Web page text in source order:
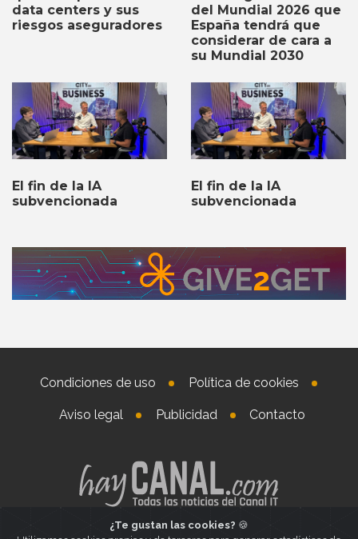
data centers y sus
riesgos aseguradores
del Mundial 2026 que
España tendrá que
considerar de cara a
su Mundial 2030
El fin de la IA
subvencionada
El fin de la IA
subvencionada
Condiciones de uso Política de cookies
Aviso legal Publicidad Contacto
¿Te gustan las cookies? 🍪